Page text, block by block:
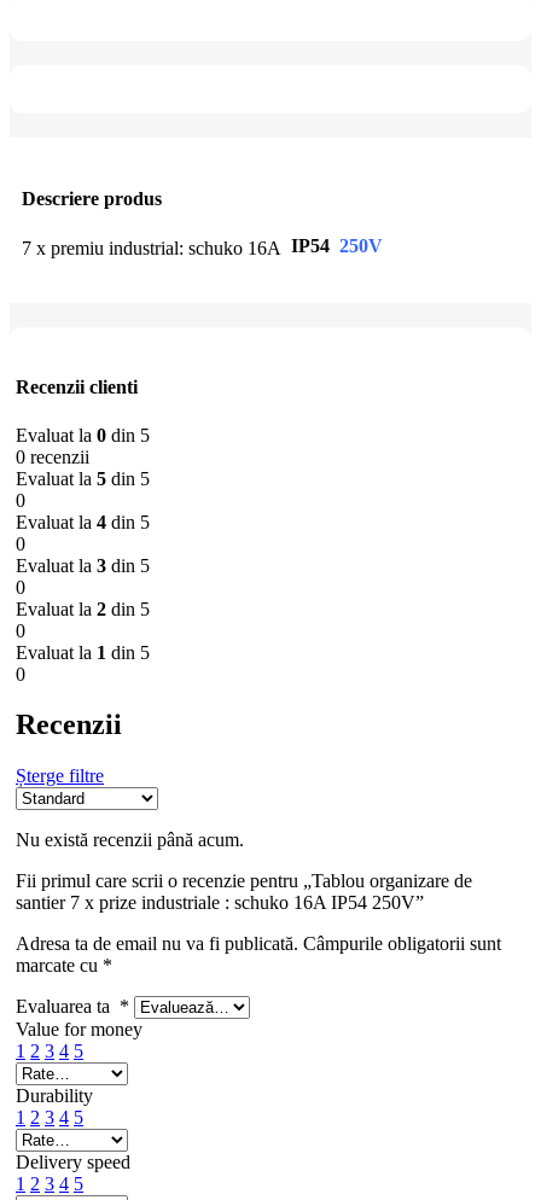
Descriere produs
7 x premiu industrial: schuko 16A IP54 250V
Recenzii clienti
Evaluat la 0 din 5
0 recenzii
Evaluat la 5 din 5
0
Evaluat la 4 din 5
0
Evaluat la 3 din 5
0
Evaluat la 2 din 5
0
Evaluat la 1 din 5
0
Recenzii
Șterge filtre
Nu există recenzii până acum.
Fii primul care scrii o recenzie pentru „Tablou organizare de
santier 7 x prize industriale : schuko 16A IP54 250V”
Adresa ta de email nu va fi publicată. Câmpurile obligatorii sunt
marcate cu *
Evaluarea ta *
Value for money
1 2 3 4 5
Durability
1 2 3 4 5
Delivery speed
1 2 3 4 5